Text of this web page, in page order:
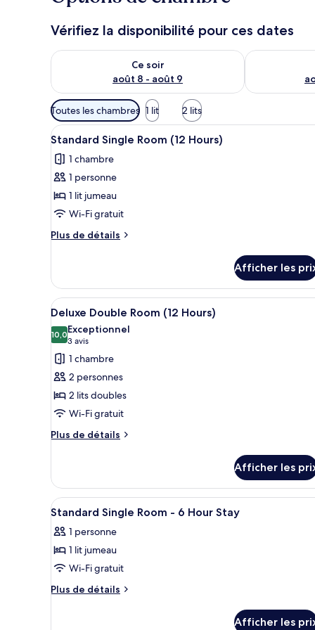
Vérifiez la disponibilité pour ces dates
Ce soir
août 8 - août 9
Vérifier la disponibilité pour ce soir août 8 - août 9
Vérifier la
Filtres
disponibles
pour
les
chambres
Toutes les chambres 1 lit 2 lits
Afficher
toutes
les
photos
pour
ce
type
de
Standard
Single
Room
(12
Hours)
Draps en coton égyptien,
5
Standard Single Room (12 Hours)
1 chambre
1 personne
1 lit jumeau
Wi-Fi gratuit
Plus de détails
Plus
Standard
Single
Room
Hours)
Afficher les
Afficher
toutes
les
photos
pour
ce
type
de
chambre :
Room
(12
Hours)
Une chambre d’hôtel avec
6
Deluxe Double Room (12 Hours)
10,010,0 sur 10
Exceptionnel
3 avis
(3 avis)
1 chambre
2 personnes
2 lits doubles
Wi-Fi gratuit
Plus de détails
Plus
Deluxe
Double
Room
Hours)
Afficher les
Afficher
toutes
les
photos
pour
ce
Draps en coton égyptien,
5
Standard Single Room - 6 Hour Stay
1 personne
1 lit jumeau
Wi-Fi gratuit
Plus de détails
Plus
Afficher les